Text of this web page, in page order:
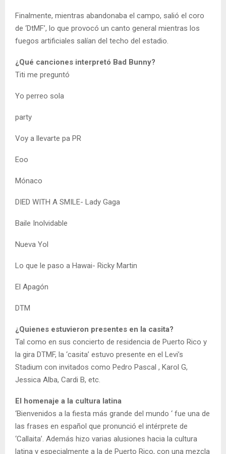
Finalmente, mientras abandonaba el campo, salió el coro
de ‘DtMF’, lo que provocó un canto general mientras los
fuegos artificiales salían del techo del estadio.
¿Qué canciones interpretó Bad Bunny?
Titi me preguntó
Yo perreo sola
party
Voy a llevarte pa PR
Eoo
Mónaco
DIED WITH A SMILE- Lady Gaga
Baile Inolvidable
Nueva Yol
Lo que le paso a Hawai- Ricky Martin
El Apagón
DTM
¿Quienes estuvieron presentes en la casita?
Tal como en sus concierto de residencia de Puerto Rico y
la gira DTMF, la ‘casita’ estuvo presente en el Levi’s
Stadium con invitados como Pedro Pascal , Karol G,
Jessica Alba, Cardi B, etc.
El homenaje a la cultura latina
‘Bienvenidos a la fiesta más grande del mundo ‘ fue una de
las frases en español que pronunció el intérprete de
‘Callaita’. Además hizo varias alusiones hacia la cultura
latina y especialmente a la de Puerto Rico, con una mezcla